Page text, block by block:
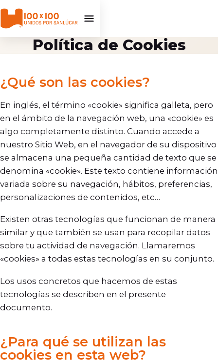
Política de Cookies
¿Qué son las cookies?
En inglés, el término «cookie» significa galleta, pero
en el ámbito de la navegación web, una «cookie» es
algo completamente distinto. Cuando accede a
nuestro Sitio Web, en el navegador de su dispositivo
se almacena una pequeña cantidad de texto que se
denomina «cookie». Este texto contiene información
variada sobre su navegación, hábitos, preferencias,
personalizaciones de contenidos, etc…
Existen otras tecnologías que funcionan de manera
similar y que también se usan para recopilar datos
sobre tu actividad de navegación. Llamaremos
«cookies» a todas estas tecnologías en su conjunto.
Los usos concretos que hacemos de estas
tecnologías se describen en el presente
documento.
¿Para qué se utilizan las
cookies en esta web?